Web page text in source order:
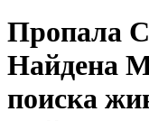
Пропала
Найдена
поиска